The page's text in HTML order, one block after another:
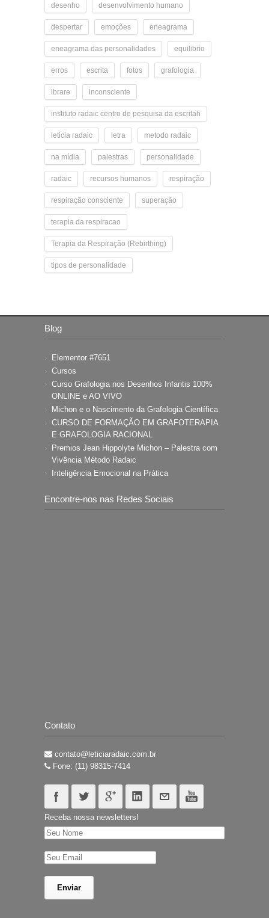
desenho desenvolvimento humano
despertar emoções eneagrama
eneagrama das personalidades equilibrio
erros escrita fotos grafologia
ibrare inconsciente
instituto radaic centro de pesquisa da escritah
leticia radaic letra metodo radaic
na mídia palestras personalidade
radaic recursos humanos respiração
respiração consciente superação
terapia da respiracao
Terapia da Respiração (Rebirthing)
tipos de personalidade
Blog
Elementor #7651
Cursos
Curso Grafologia nos Desenhos Infantis 100%
ONLINE e AO VIVO
Michon e o Nascimento da Grafologia Científica
CURSO DE FORMAÇÃO EM GRAFOTERAPIA
E GRAFOLOGIA RACIONAL
Premios Jean Hippolyte Michon – Palestra com
Vivência Método Radaic
Inteligência Emocional na Prática
Encontre-nos nas Redes Sociais
Contato
contato@leticiaradaic.com.br
Fone: (11) 98315-7414
Receba nossa newsletters!